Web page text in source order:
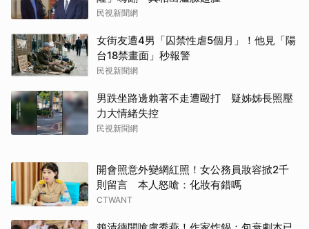
民視新聞網
女街友遭4男「囚禁性虐5個月」！他見「陽
台18禁畫面」秒報警
民視新聞網
男跌坐路邊賴著不走遭毆打 疑姊姊長照壓
力大情緒失控
民視新聞網
開會照意外變網紅照！女公務員妝容掀2千
則留言 本人怒嗆：化妝有錯嗎
CTWANT